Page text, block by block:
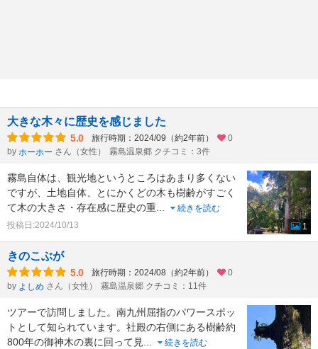
大きな木々に歴史を感じました
5.0 旅行時期：2024/09（約2年前）
0
by ホーホー さん（女性） 霧島温泉郷 クチコミ：3件
霧島自体は、観光地というところはあまり多くない
ですが、土地自体、とにかくどの木も樹齢がすごく
て木の大きさ・存在感に歴史の重
続きを読む
投稿日:2024/10/13
1
きのこぶが
5.0 旅行時期：2024/08（約2年前）
0
by よしめ さん（女性） 霧島温泉郷 クチコミ：11件
ツアーで訪問しました。南九州屈指のパワースポッ
トとして知られています。社殿の右側にある樹齢約
800年の御神木の裏に回って見
続きを読む